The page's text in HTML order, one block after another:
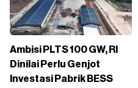
Ambisi PLTS 100 GW, RI
Dinilai Perlu Genjot
Investasi Pabrik BESS